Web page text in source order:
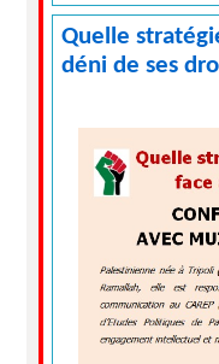
Quelle
déni de ses